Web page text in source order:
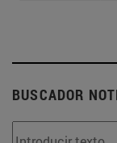
BUSCADOR